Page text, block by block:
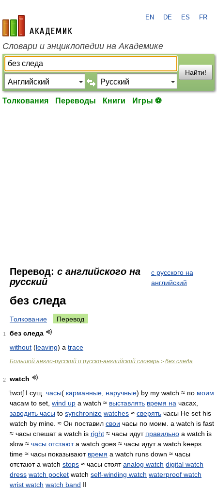
academic.ru
EN DE ES FR
Словари и энциклопедии на Академике
Найти!
Толкования Переводы Книги Игры ⚽
Перевод: с английского на
русский
с русского на
английский
без следа
Толкование Перевод
1
без следа
without (leaving) a trace
Большой англо-русский и русско-английский словарь > без следа
2
watch
̈ɪwɔtʃI сущ. часы( карманные наручные) by my watch ≈ по моим
часам to set, wind up a watch ≈ выставлять время на часах,
заводить часы to synchronize watches ≈ сверять часы He set his
watch by mine. ≈ Он поставил свои часы по моим. a watch is fast
≈ часы спешат a watch is right ≈ часы идут правильно a watch is
slow ≈ часы отстаютa watch goes ≈ часы идут a watch keeps
time ≈ часы показывают время a watch runs down ≈ часы
отстают a watch stops ≈ часы стоятanalog watch digital watch
dress watch pocket watch self-winding watch waterproof watch
wrist watch watch band II